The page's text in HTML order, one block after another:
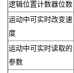
逻辑位置计数器位数
运动中可实时改变速
度
运动中可实时读取的
参数